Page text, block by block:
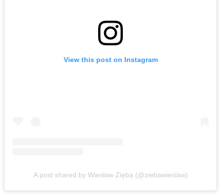
View this post on Instagram
A post shared by Wiesław Zięba (@ziebawieslaw)